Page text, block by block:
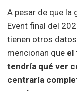
A pesar de que la
Event final del
tienen otros
mencionan que el
tendría qué ver
centraría